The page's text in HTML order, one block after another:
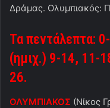
Δράμας. Ολυμπιακός:
Τα πεντάλεπτα:
(ημιχ.) 9-14, 11-
26.
ΟΛΥΜΠΙΑΚΟΣ (Νίκος